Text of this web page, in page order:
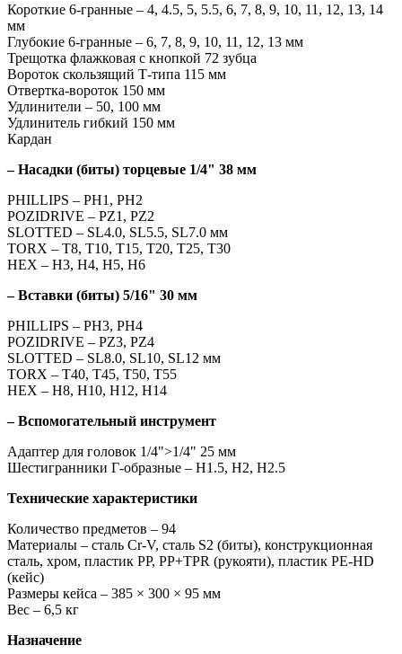
Короткие 6-гранные – 4, 4.5, 5, 5.5, 6, 7, 8, 9, 10, 11, 12, 13, 14
мм
Глубокие 6-гранные – 6, 7, 8, 9, 10, 11, 12, 13 мм
Трещотка флажковая с кнопкой 72 зубца
Вороток скользящий Т-типа 115 мм
Отвертка-вороток 150 мм
Удлинители – 50, 100 мм
Удлинитель гибкий 150 мм
Кардан
– Насадки (биты) торцевые 1/4" 38 мм
PHILLIPS – PH1, PH2
POZIDRIVE – PZ1, PZ2
SLOTTED – SL4.0, SL5.5, SL7.0 мм
TORX – T8, T10, T15, T20, T25, T30
HEX – H3, H4, H5, H6
– Вставки (биты) 5/16" 30 мм
PHILLIPS – PH3, PH4
POZIDRIVE – PZ3, PZ4
SLOTTED – SL8.0, SL10, SL12 мм
TORX – T40, T45, T50, T55
HEX – H8, H10, H12, H14
– Вспомогательный инструмент
Адаптер для головок 1/4">1/4" 25 мм
Шестигранники Г-образные – H1.5, H2, H2.5
Технические характеристики
Количество предметов – 94
Материалы – сталь Cr-V, сталь S2 (биты), конструкционная
сталь, хром, пластик PP, PP+TPR (рукояти), пластик PE-HD
(кейс)
Размеры кейса – 385 × 300 × 95 мм
Вес – 6,5 кг
Назначение